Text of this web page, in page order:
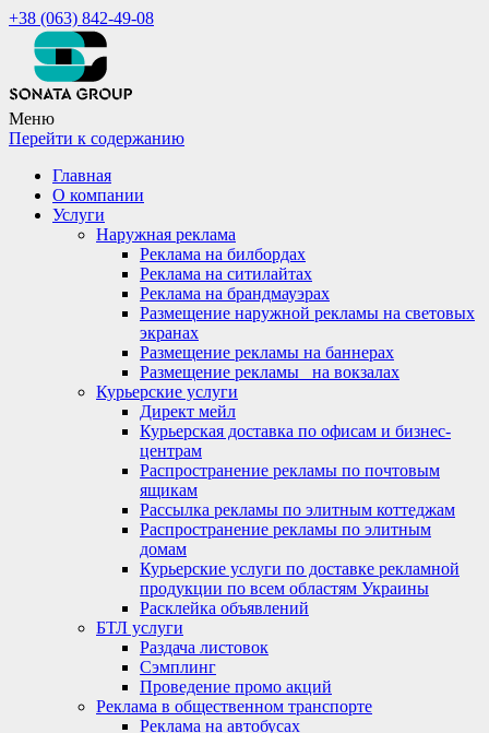
+38 (063) 842-49-08
Меню
Перейти к содержанию
Главная
О компании
Услуги
Наружная реклама
Реклама на билбордах
Реклама на ситилайтах
Реклама на брандмауэрах
Размещение наружной рекламы на световых
экранах
Размещение рекламы на баннерах
Размещение рекламы_ на вокзалах
Курьерские услуги
Директ мейл
Курьерская доставка по офисам и бизнес-
центрам
Распространение рекламы по почтовым
ящикам
Рассылка рекламы по элитным коттеджам
Распространение рекламы по элитным
домам
Курьерские услуги по доставке рекламной
продукции по всем областям Украины
Расклейка объявлений
БТЛ услуги
Раздача листовок
Сэмплинг
Проведение промо акций
Реклама в общественном транспорте
Реклама на автобусах